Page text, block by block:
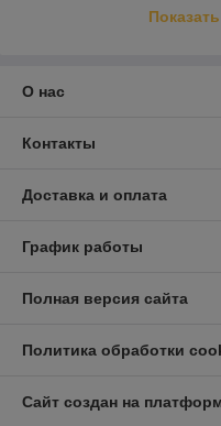
О нас
Контакты
Доставка и оплата
График работы
Полная версия сайта
Политика обработки
Сайт создан на